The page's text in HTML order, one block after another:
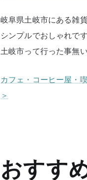
岐阜県土岐市にある雑
シンプルでおしゃれで
土岐市って行った事無
カフェ・コーヒー屋・
＞
おすす